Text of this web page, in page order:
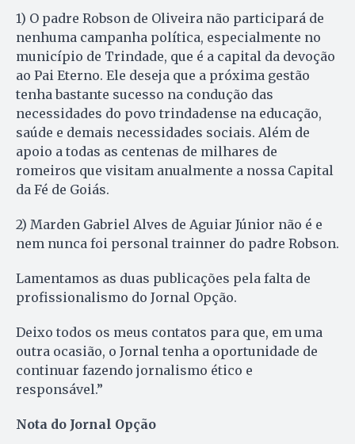
1) O padre Robson de Oliveira não participará de
nenhuma campanha política, especialmente no
município de Trindade, que é a capital da devoção
ao Pai Eterno. Ele deseja que a próxima gestão
tenha bastante sucesso na condução das
necessidades do povo trindadense na educação,
saúde e demais necessidades sociais. Além de
apoio a todas as centenas de milhares de
romeiros que visitam anualmente a nossa Capital
da Fé de Goiás.
2) Marden Gabriel Alves de Aguiar Júnior não é e
nem nunca foi personal trainner do padre Robson.
Lamentamos as duas publicações pela falta de
profissionalismo do Jornal Opção.
Deixo todos os meus contatos para que, em uma
outra ocasião, o Jornal tenha a oportunidade de
continuar fazendo jornalismo ético e
responsável.”
Nota do Jornal Opção